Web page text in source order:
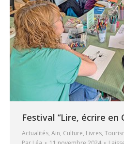
Festival ‘‘Lire, écrire en
Actualités, Ain, Culture, Livres,